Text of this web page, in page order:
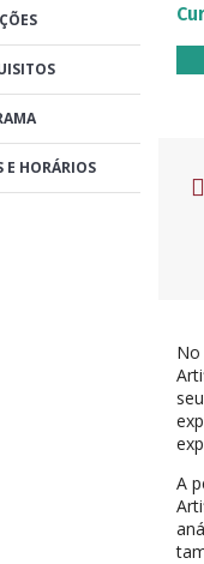
E HORÁRIOS
No
A